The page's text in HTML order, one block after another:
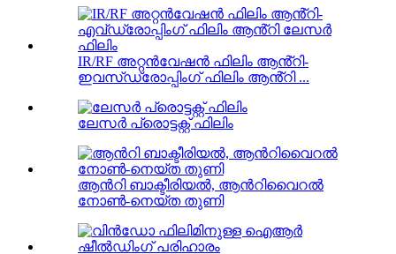
IR/RF അറ്റൻവേഷൻ ഫിലിം ആൻ്റി-
ഇവസ്‌ഡ്രോപ്പിംഗ് ഫിലിം ആൻ്റി ...
ലേസർ പ്രൊട്ടക്റ്റ് ഫിലിം
ആൻറി ബാക്ടീരിയൽ, ആൻറിവൈറൽ
നോൺ-നെയ്ത തുണി